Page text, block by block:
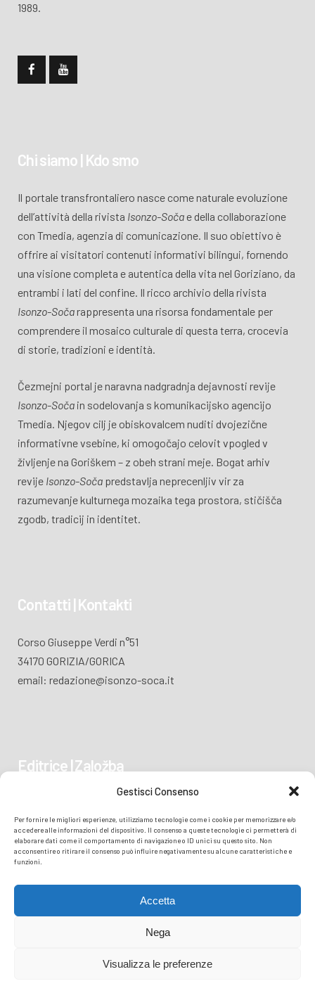
Gestisci Consenso
Per fornire le migliori esperienze, utilizziamo tecnologie come i cookie per memorizzare e/o
accedere alle informazioni del dispositivo. Il consenso a queste tecnologie ci permetterà di
elaborare dati come il comportamento di navigazione o ID unici su questo sito. Non
acconsentire o ritirare il consenso può influire negativamente su alcune caratteristiche e
funzioni.
Accetta
Nega
Visualizza le preferenze
1989.
Chi siamo | Kdo smo
Il portale transfrontaliero nasce come naturale evoluzione
dell’attività della rivista Isonzo-Sočae della collaborazione
con Tmedia, agenzia di comunicazione. Il suo obiettivo è
offrire ai visitatori contenuti informativi bilingui, fornendo
una visione completa e autentica della vita nel Goriziano, da
entrambi i lati del confine. Il ricco archivio della rivista
Isonzo-Sočarappresenta una risorsa fondamentale per
comprendere il mosaico culturale di questa terra, crocevia
di storie, tradizioni e identità.
Čezmejni portal je naravna nadgradnja dejavnosti revije
Isonzo-Soča in sodelovanja s komunikacijsko agencijo
Tmedia. Njegov cilj je obiskovalcem nuditi dvojezične
informativne vsebine, ki omogočajo celovit vpogled v
življenje na Goriškem – z obeh strani meje. Bogat arhiv
revije Isonzo-Soča predstavlja neprecenljiv vir za
razumevanje kulturnega mozaika tega prostora, stičišča
zgodb, tradicij in identitet.
Contatti | Kontakti
Corso Giuseppe Verdi n°51
34170 GORIZIA/GORICA
email: redazione@isonzo-soca.it
Editrice | Založba
34170 GORIZIA/GORICA